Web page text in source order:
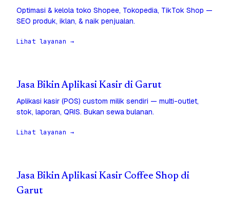
Optimasi & kelola toko Shopee, Tokopedia, TikTok Shop —
SEO produk, iklan, & naik penjualan.
Lihat layanan →
Jasa Bikin Aplikasi Kasir di Garut
Aplikasi kasir (POS) custom milik sendiri — multi-outlet,
stok, laporan, QRIS. Bukan sewa bulanan.
Lihat layanan →
Jasa Bikin Aplikasi Kasir Coffee Shop di
Garut